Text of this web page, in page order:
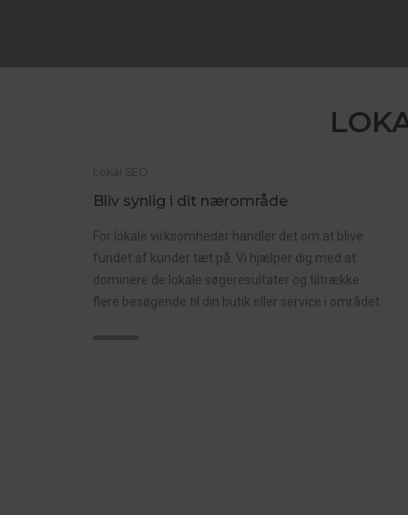
Bliv synlig i dit nærområde
For lokale virksomheder handler det om at blive
fundet af kunder tæt på. Vi hjælper dig med at
dominere de lokale søgeresultater og tiltrække
flere besøgende til din butik eller service i området.